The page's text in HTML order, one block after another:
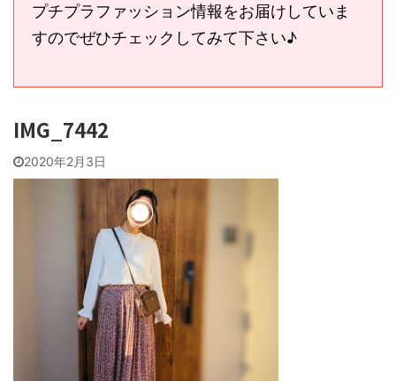
プチプラファッション情報をお届けしていま
すのでぜひチェックしてみて下さい♪
IMG_7442
2020年2月3日